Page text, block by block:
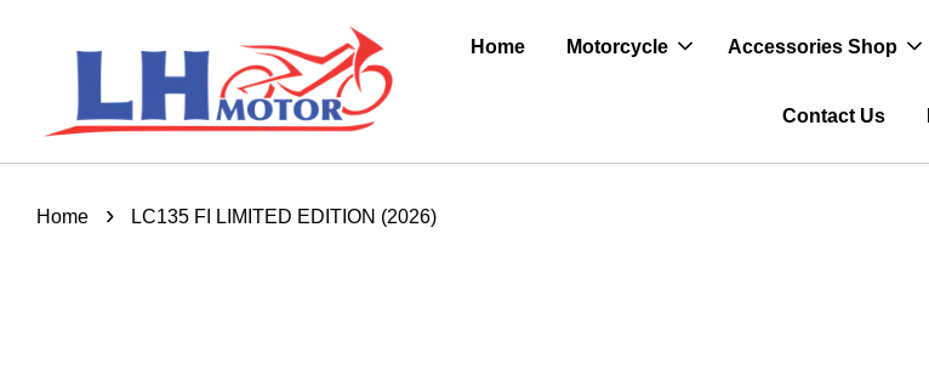
Home Motorcycle Accessories Shop
Contact Us
Home › LC135 FI LIMITED EDITION (2026)